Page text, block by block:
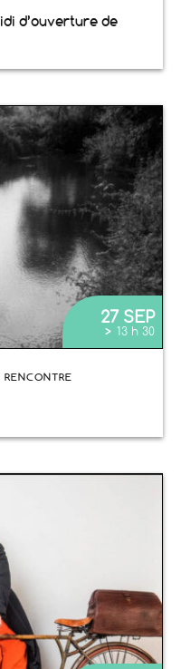
d’ouverture de
27 SEP
> 13 h 30